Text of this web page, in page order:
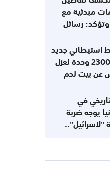
مبدئية مع
رسائل
للعودة إلى
استيطاني جديد
يضم 2300 وحدة لعزل
عن بيت لحم
في
يوجه ضربة
"لاسرائيل"..